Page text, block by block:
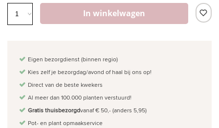
In winkelwagen
Eigen bezorgdienst (binnen regio)
Kies zelf je bezorgdag/avond of haal bij ons op!
Direct van de beste kwekers
Al meer dan 100.000 planten verstuurd!
Gratis thuisbezorgdvanaf € 50,- (anders 5,95)
Pot- en plant opmaakservice